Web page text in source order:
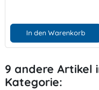
In den Warenkorb
9 andere Artikel
Kategorie: